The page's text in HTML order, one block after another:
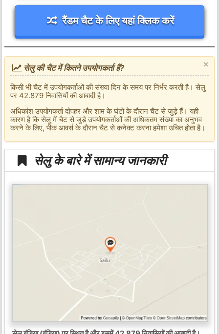
रैंडम चैट के लिए यहां क्लिक करें
×
सेलु की चैट में कितने उपयोगकर्ता हैं?
किसी भी चैट में उपयोगकर्ताओं की संख्या दिन के समय पर निर्भर करती है। सेलु
पर 42.879 निवासियों की आबादी है।
अधिकांश उपयोगकर्ता दोपहर और शाम के घंटों के दौरान चैट से जुड़े हैं। यही
कारण है कि सेलु में चैट से जुड़े उपयोगकर्ताओं की अधिकतम संख्या का अनुभव
करने के लिए, पीक आवर्स के दौरान चैट से कनेक्ट करना हमेशा उचित होता है।
सेलु के बारे में सामान्य जानकारी